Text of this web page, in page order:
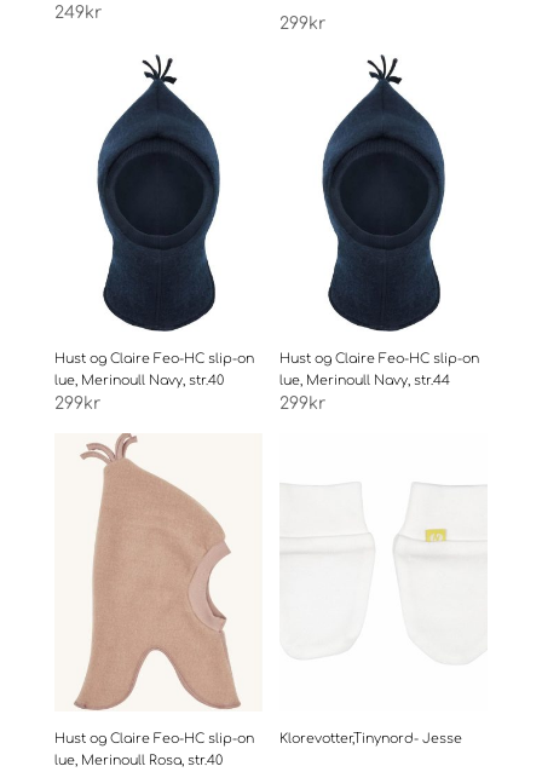
249kr
299kr
Hust og Claire Feo-HC slip-on
lue, Merinoull Navy, str.40
299kr
Hust og Claire Feo-HC slip-on
lue, Merinoull Navy, str.44
299kr
Hust og Claire Feo-HC slip-on
lue, Merinoull Rosa, str.40
Klorevotter,Tinynord- Jesse